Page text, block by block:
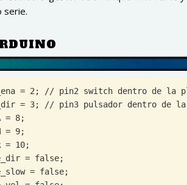
serie.
= 2; // pin2 switch dentro de la
= 3; // pin3 pulsador dentro de
= 8;
= 9;
= 10;
= false;
= false;